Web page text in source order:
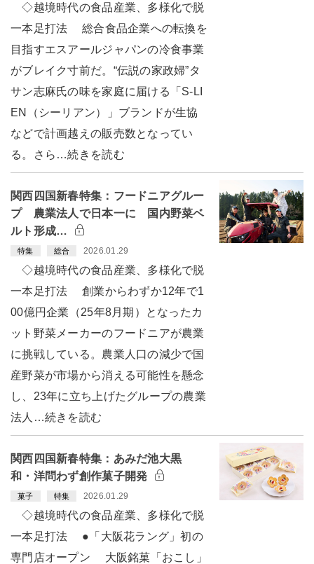
◇越境時代の食品産業、多様化で脱
一本足打法 総合食品企業への転換を
目指すエスアールジャパンの冷食事業
がブレイク寸前だ。“伝説の家政婦”タ
サン志麻氏の味を家庭に届ける「S-LI
EN（シーリアン）」ブランドが生協
などで計画越えの販売数となってい
る。さら…続きを読む
関西四国新春特集：フードニアグルー
プ 農業法人で日本一に 国内野菜ベ
ルト形成…
特集 総合 2026.01.29
◇越境時代の食品産業、多様化で脱
一本足打法 創業からわずか12年で1
00億円企業（25年8月期）となったカ
ット野菜メーカーのフードニアが農業
に挑戦している。農業人口の減少で国
産野菜が市場から消える可能性を懸念
し、23年に立ち上げたグループの農業
法人…続きを読む
関西四国新春特集：あみだ池大黒
和・洋問わず創作菓子開発
菓子 特集 2026.01.29
◇越境時代の食品産業、多様化で脱
一本足打法 ●「大阪花ラング」初の
専門店オープン 大阪銘菓「おこし」